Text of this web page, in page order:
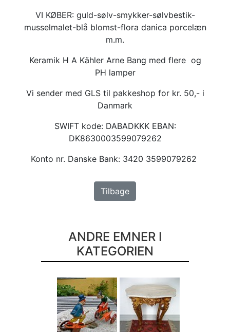
VI KØBER: guld-sølv-smykker-sølvbestik-
musselmalet-blå blomst-flora danica porcelæn
m.m.
Keramik H A Kähler Arne Bang med flere og
PH lamper
Vi sender med GLS til pakkeshop for kr. 50,- i
Danmark
SWIFT kode: DABADKKK EBAN:
DK8630003599079262
Konto nr. Danske Bank: 3420 3599079262
Tilbage
ANDRE EMNER I
KATEGORIEN